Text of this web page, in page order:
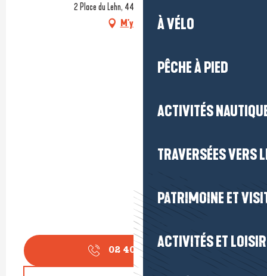
À VÉLO
PÊCHE À PIED
ACTIVITÉS
TRAVERSÉES VERS
PATRIMOINE ET
ACTIVITÉS ET
2 Place du Lehn, 44420 Piriac-sur-Mer
M'y rendre
02 40 15 50